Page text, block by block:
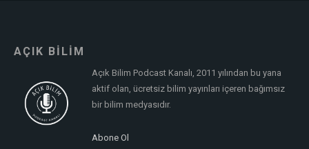
AÇIK BİLİM
Açık Bilim Podcast Kanalı, 2011 yılından bu yana
aktif olan, ücretsiz bilim yayınları içeren bağımsız
bir bilim medyasıdır.
Abone Ol